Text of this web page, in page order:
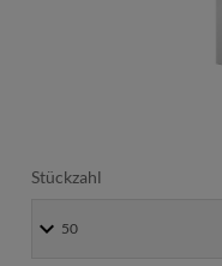
Stückzahl